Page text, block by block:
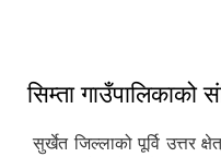
सिम्ता गाउँपालिकाको
सुर्खेत जिल्लाको पूर्वि उत्तर